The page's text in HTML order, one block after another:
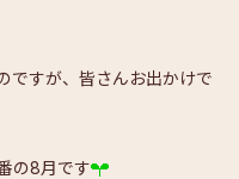
ですが、皆さんお出かけで
の8月です